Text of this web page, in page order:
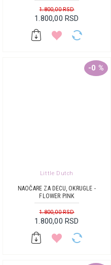
1.800,00 RSD
1.800,00 RSD
-0 %
Little Dutch
NAOČARE ZA DECU, OKRUGLE -
FLOWER PINK
1.800,00 RSD
1.800,00 RSD